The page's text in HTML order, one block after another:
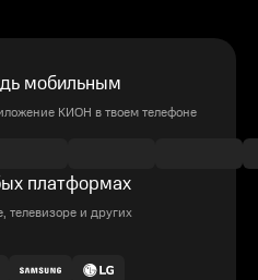
мобильным
КИОН в твоем телефоне
платформах
телевизоре и других